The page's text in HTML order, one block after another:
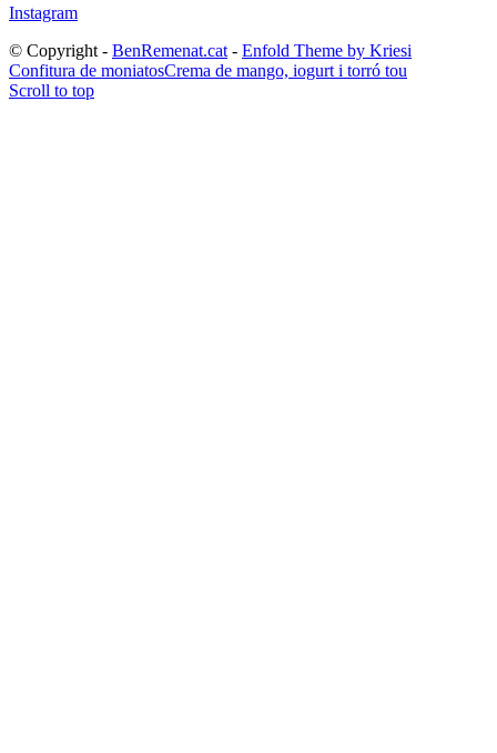
Instagram
© Copyright - BenRemenat.cat - Enfold Theme by Kriesi
Confitura de moniatosCrema de mango, iogurt i torró tou
Scroll to top